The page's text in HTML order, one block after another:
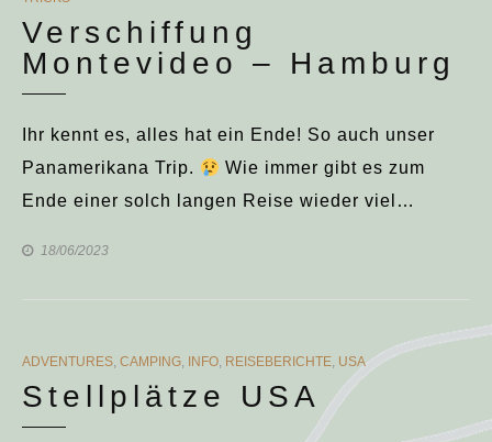
Verschiffung
Montevideo – Hamburg
Ihr kennt es, alles hat ein Ende! So auch unser
Panamerikana Trip.
Wie immer gibt es zum
Ende einer solch langen Reise wieder viel…
18/06/2023
CATEGORIES
ADVENTURES, CAMPING, INFO, REISEBERICHTE, USA
Stellplätze USA